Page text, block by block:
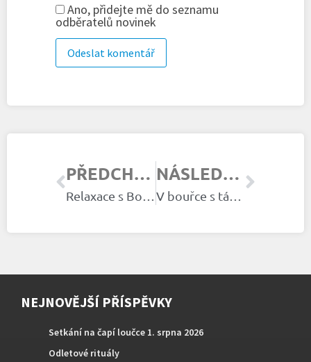
Ano, přidejte mě do seznamu
odběratelů novinek
PŘEDCHOZÍ ČLÁNEK NÁSLEDUJÍCÍ ČLÁNEK
NEJNOVĚJŠÍ PŘÍSPĚVKY
Setkání na čapí loučce 1. srpna 2026
Odletové rituály